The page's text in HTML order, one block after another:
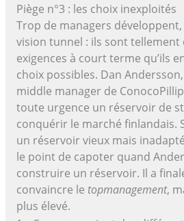
Piège n°3 : les choix inexploités
Trop de managers
vision tunnel : ils sont tellement
exigences à court terme qu’ils
choix possibles. Dan
middle manager de
toute urgence un réservoir de
conquérir le marché finlandais.
un réservoir vieux mais
le point de capoter quand
construire un réservoir. Il a
convaincre le topmanagement,
plus élevé.